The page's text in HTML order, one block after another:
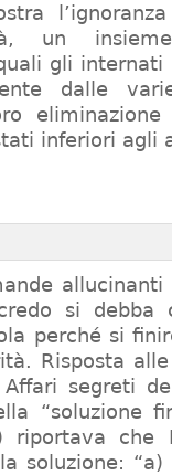
un
gli
dalle
eliminazione
inferiori agli
si debba
perché si
Risposta
segreti
“soluzione
riportava che
soluzione: